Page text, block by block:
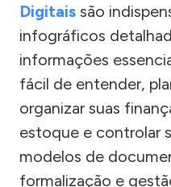
Digitais são
infográficos
informações
fácil de entender,
organizar suas
estoque e controlar
modelos de
formalização e